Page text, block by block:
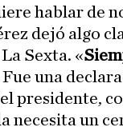
hablar de
dejó algo
Sexta. «
Fue una
presidente,
necesita un